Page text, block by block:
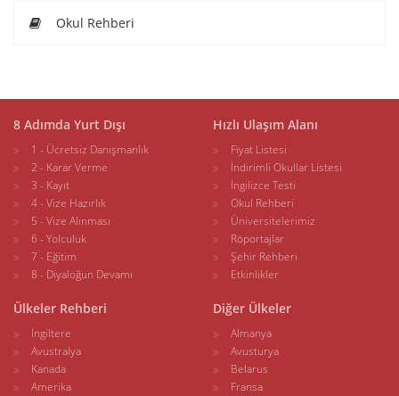
Okul Rehberi
8 Adımda Yurt Dışı
1 - Ücretsiz Danışmanlık
2 - Karar Verme
3 - Kayıt
4 - Vize Hazırlık
5 - Vize Alınması
6 - Yolculuk
7 - Eğitim
8 - Diyaloğun Devamı
Hızlı Ulaşım Alanı
Fiyat Listesi
İndirimli Okullar Listesi
İngilizce Testi
Okul Rehberi
Üniversitelerimiz
Röportajlar
Şehir Rehberi
Etkinlikler
Ülkeler Rehberi
İngiltere
Avustralya
Kanada
Amerika
Diğer Ülkeler
Almanya
Avusturya
Belarus
Fransa